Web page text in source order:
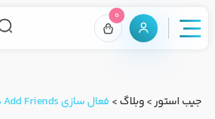
0
جیب استور>وبلاگ > فعال سازی Add Friends در استیم